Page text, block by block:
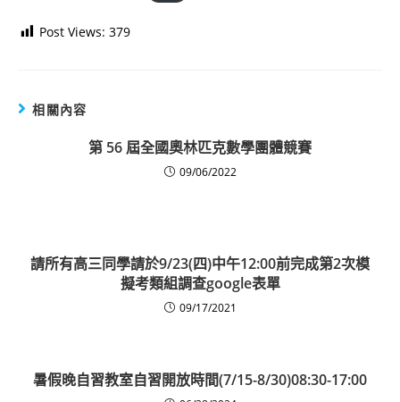
Post Views: 379
相關內容
第 56 屆全國奧林匹克數學團體競賽
09/06/2022
請所有高三同學請於9/23(四)中午12:00前完成第2次模
擬考類組調查google表單
09/17/2021
暑假晚自習教室自習開放時間(7/15-8/30)08:30-17:00